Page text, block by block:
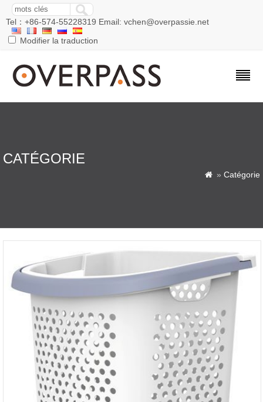
Tel：+86-574-55228319 Email: vchen@overpassie.net
Modifier la traduction
CATÉGORIE
 » Catégorie